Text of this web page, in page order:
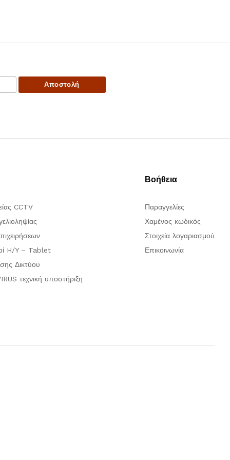
CCTV
H/Y – Tablet
Δικτύου
τεχνική υποστήριξη
Βοήθεια
Παραγγελίες
Χαμένος κωδικός
Στοιχεία λογαριασμού
Επικοινωνία